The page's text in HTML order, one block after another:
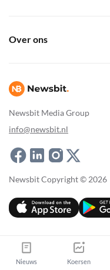
Newsbit Media Group
info@newsbit.nl
Over ons
Newsbit Copyright © 2026
Nieuws Koersen